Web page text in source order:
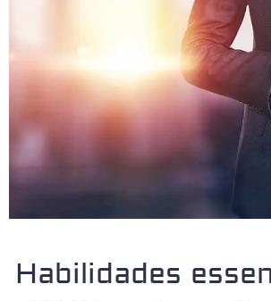
Habilidades